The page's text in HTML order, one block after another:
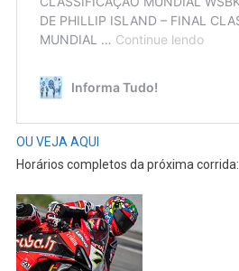
OU VEJA AQUI
Horários completos da próxima corrida: